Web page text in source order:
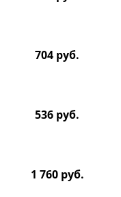
704 руб.
536 руб.
1 760 руб.